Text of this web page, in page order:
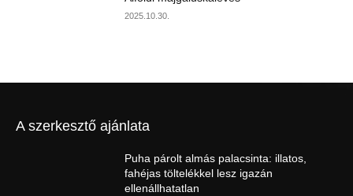
2025.10.30.
A szerkesztő ajánlata
Puha párolt almás palacsinta: illatos,
fahéjas töltelékkel lesz igazán
ellenállhatatlan